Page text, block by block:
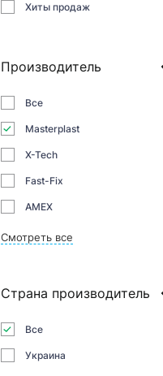
Хиты продаж
Производитель
Все
Masterplast
X-Tech
Fast-Fix
AMEX
Смотреть все
Страна производитель
Все
Украина